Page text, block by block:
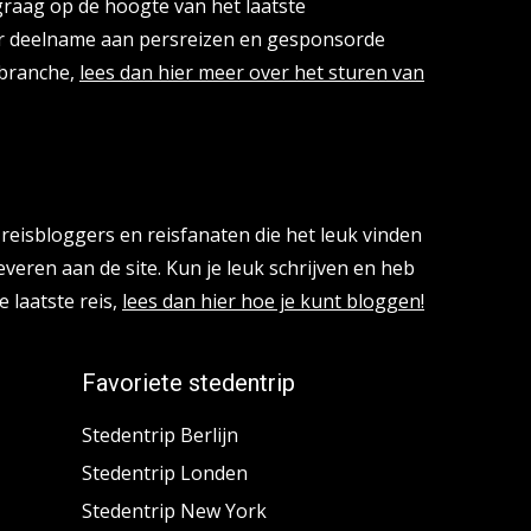
op de hoogte van het laatste
aan persreizen en gesponsorde
lees dan hier meer over het sturen van
en reisfanaten die het leuk vinden
aan de site. Kun je leuk schrijven en heb
laatste reis, lees dan hier hoe je kunt bloggen!
Favoriete stedentrip
Stedentrip Berlijn
Stedentrip Londen
Stedentrip New York